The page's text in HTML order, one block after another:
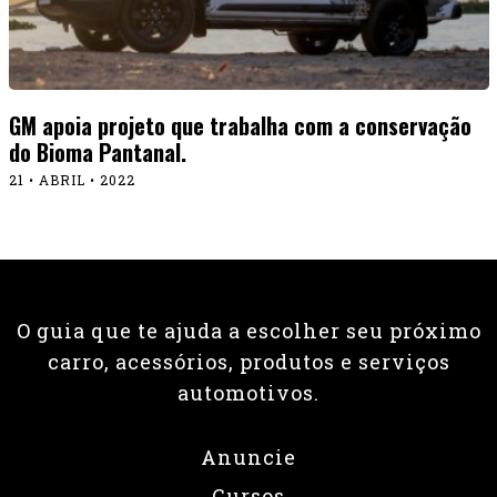
GM apoia projeto que trabalha com a conservação
do Bioma Pantanal.
21 • ABRIL • 2022
O guia que te ajuda a escolher seu próximo
carro, acessórios, produtos e serviços
automotivos.
Anuncie